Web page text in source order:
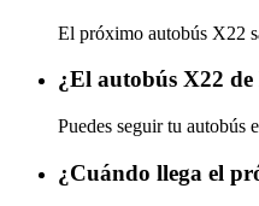
El próximo autobús X22
¿El autobús X22
Puedes seguir tu
¿Cuándo llega el